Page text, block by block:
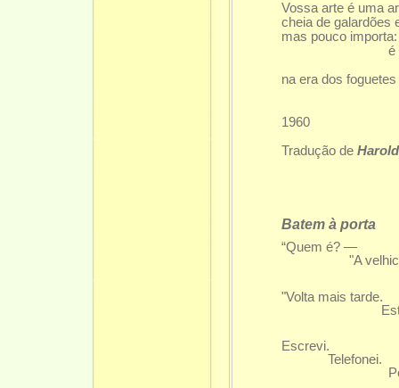
Vossa arte é uma
cheia de galardões
mas pouco importa:
é uma
na era dos
1960
Tradução de
Batem à porta
“Quem é? —
"A
"Volta mais tarde.
Estou
Escrevi.
Telefonei.
Perdi